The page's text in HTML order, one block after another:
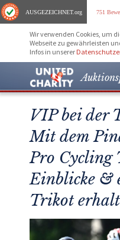
AUSGEZEICHNET.org 751
Wir verwenden Cookies, um
Webseite zu gewährleisten
Infos in unserer
VIP bei der
Mit dem
Pro Cycling
Einblicke &
Trikot